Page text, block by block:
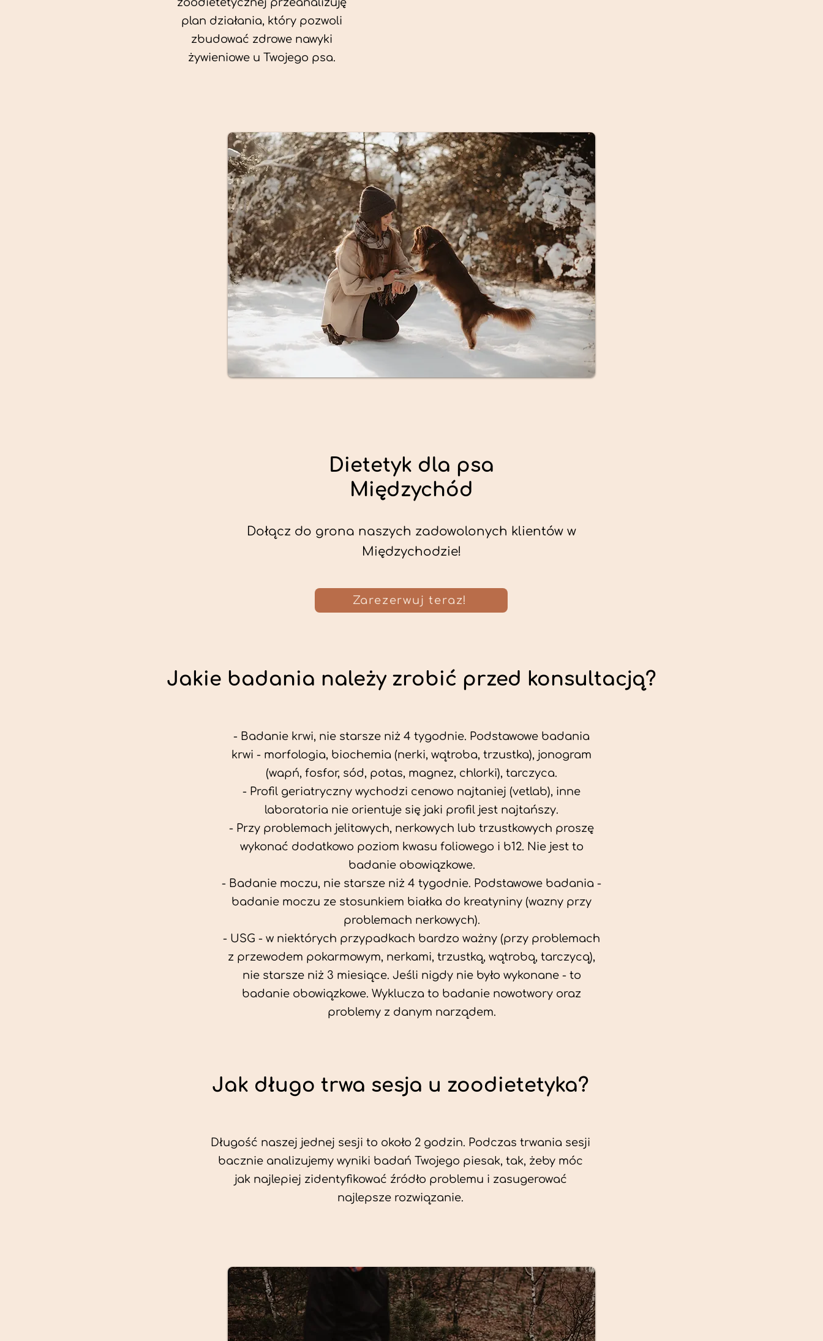
zoodietetycznej przeanalizuję
plan działania, który pozwoli
zbudować zdrowe nawyki
żywieniowe u Twojego psa.
Dietetyk dla psa
Międzychód
Dołącz do grona naszych zadowolonych klientów w
Międzychodzie!
Zarezerwuj teraz!
Jakie badania należy zrobić przed konsultacją?
- Badanie krwi, nie starsze niż 4 tygodnie. Podstawowe badania
krwi - morfologia, biochemia (nerki, wątroba, trzustka), jonogram
(wapń, fosfor, sód, potas, magnez, chlorki), tarczyca.
- Profil geriatryczny wychodzi cenowo najtaniej (vetlab), inne
laboratoria nie orientuje się jaki profil jest najtańszy.
- Przy problemach jelitowych, nerkowych lub trzustkowych proszę
wykonać dodatkowo poziom kwasu foliowego i b12. Nie jest to
badanie obowiązkowe.
- Badanie moczu, nie starsze niż 4 tygodnie. Podstawowe badania -
badanie moczu ze stosunkiem białka do kreatyniny (wazny przy
problemach nerkowych).
- USG - w niektórych przypadkach bardzo ważny (przy problemach
z przewodem pokarmowym, nerkami, trzustką, wątrobą, tarczycą),
nie starsze niż 3 miesiące. Jeśli nigdy nie było wykonane - to
badanie obowiązkowe. Wyklucza to badanie nowotwory oraz
problemy z danym narządem.
Jak długo trwa sesja u zoodietetyka?
Długość naszej jednej sesji to około 2 godzin. Podczas trwania sesji
bacznie analizujemy wyniki badań Twojego piesak, tak, żeby móc
jak najlepiej zidentyfikować źródło problemu i zasugerować
najlepsze rozwiązanie.